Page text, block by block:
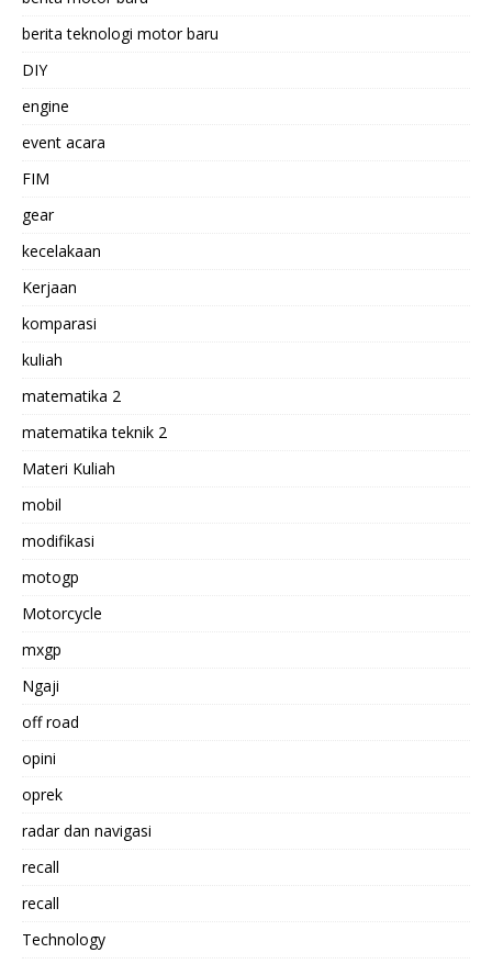
berita teknologi motor baru
DIY
engine
event acara
FIM
gear
kecelakaan
Kerjaan
komparasi
kuliah
matematika 2
matematika teknik 2
Materi Kuliah
mobil
modifikasi
motogp
Motorcycle
mxgp
Ngaji
off road
opini
oprek
radar dan navigasi
recall
recall
Technology